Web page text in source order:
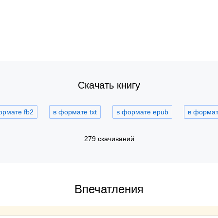
Скачать книгу
fb2 в формате txt в формате epub в
279 скачиваний
Впечатления